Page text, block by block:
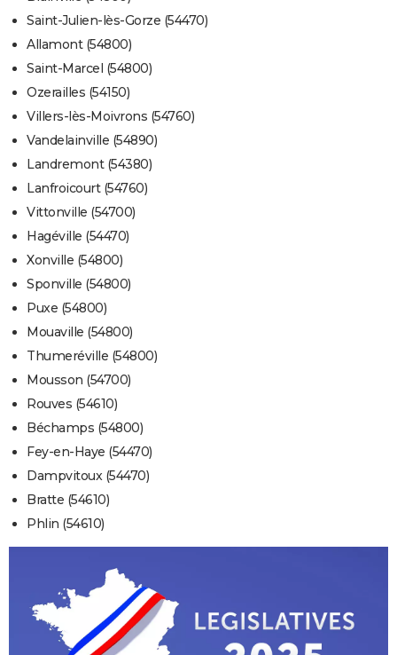
Saint-Julien-lès-Gorze (54470)
Allamont (54800)
Saint-Marcel (54800)
Ozerailles (54150)
Villers-lès-Moivrons (54760)
Vandelainville (54890)
Landremont (54380)
Lanfroicourt (54760)
Vittonville (54700)
Hagéville (54470)
Xonville (54800)
Sponville (54800)
Puxe (54800)
Mouaville (54800)
Thumeréville (54800)
Mousson (54700)
Rouves (54610)
Béchamps (54800)
Fey-en-Haye (54470)
Dampvitoux (54470)
Bratte (54610)
Phlin (54610)